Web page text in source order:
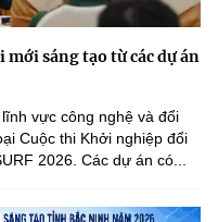
sáng tạo từ các dự án
vực công nghệ và đổi
Cuộc thi Khởi nghiệp đổi
2026. Các dự án có...